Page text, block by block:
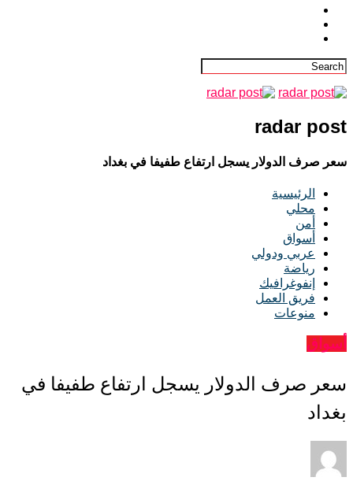
radar post
سعر صرف الدولار يسجل ارتفاع طفيفا في بغداد
الرئيسية
محلي
أمن
أسواق
عربي ودولي
رياضة
إنفوغرافيك
فريق العمل
منوعات
أسواق
سعر صرف الدولار يسجل ارتفاع طفيفا في
بغداد